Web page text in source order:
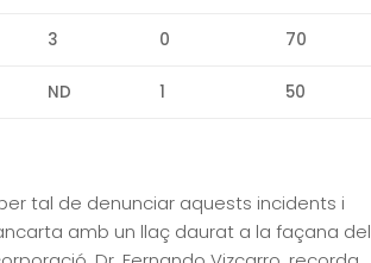
3 0 70
ND 1 50
tal de denunciar aquests incidents i
amb un llaç daurat a la façana del